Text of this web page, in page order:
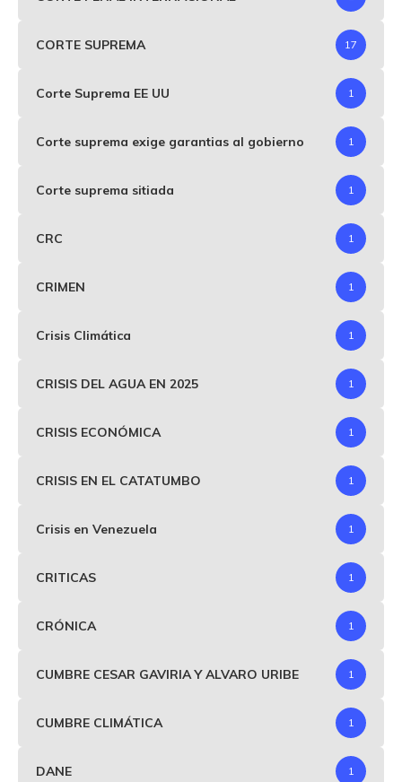
CORTE SUPREMA 17
Corte Suprema EE UU 1
Corte suprema exige garantias al gobierno 1
Corte suprema sitiada 1
CRC 1
CRIMEN 1
Crisis Climática 1
CRISIS DEL AGUA EN 2025 1
CRISIS ECONÓMICA 1
CRISIS EN EL CATATUMBO 1
Crisis en Venezuela 1
CRITICAS 1
CRÓNICA 1
CUMBRE CESAR GAVIRIA Y ALVARO URIBE 1
CUMBRE CLIMÁTICA 1
DANE 1